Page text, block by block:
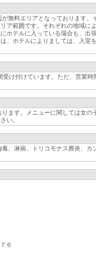
無料エリアとなっております。
ア範囲です。それぞれの地域に
ホテルに入っている場合も、出
、ホテルによりましては、入室
け付けています。ただ、営業
ます。メニューに関しては女
い。
、淋病、トリコモナス膣炎、カ
６